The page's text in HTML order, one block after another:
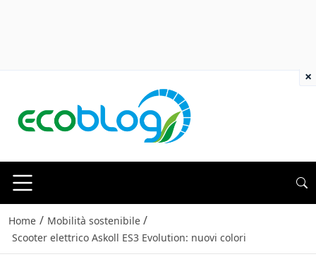
Home / Mobilità sostenibile /
Scooter elettrico Askoll ES3 Evolution: nuovi colori
×